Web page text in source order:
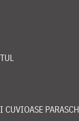
CUVIOASE